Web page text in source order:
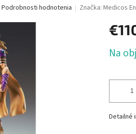
Podrobnosti hodnotenia Značka:Medicos
cena:
Na
Detailné